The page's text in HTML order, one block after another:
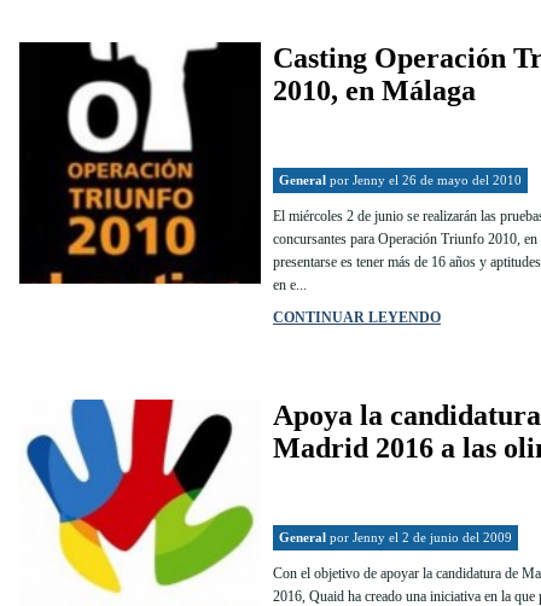
Casting Operación
2010, en Málaga
General por Jenny el 26 de mayo del 2010
El miércoles 2 de junio se realizarán las
concursantes para Operación Triunfo 2010,
presentarse es tener más de 16 años y
en e...
CONTINUAR LEYENDO
Apoya la
Madrid 2016 a las
General por Jenny el 2 de junio del 2009
Con el objetivo de apoyar la candidatura de
2016, Quaid ha creado una iniciativa en la